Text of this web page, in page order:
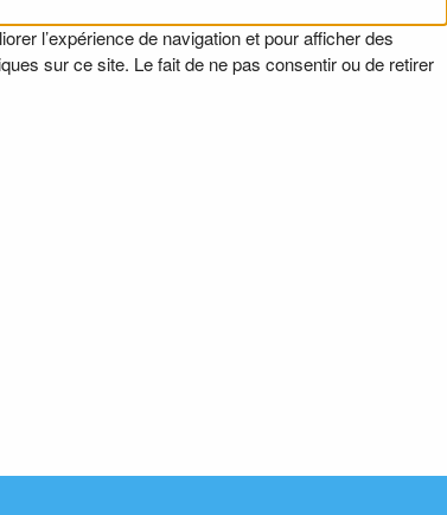
l’expérience de navigation et pour afficher des
sur ce site. Le fait de ne pas consentir ou de retirer